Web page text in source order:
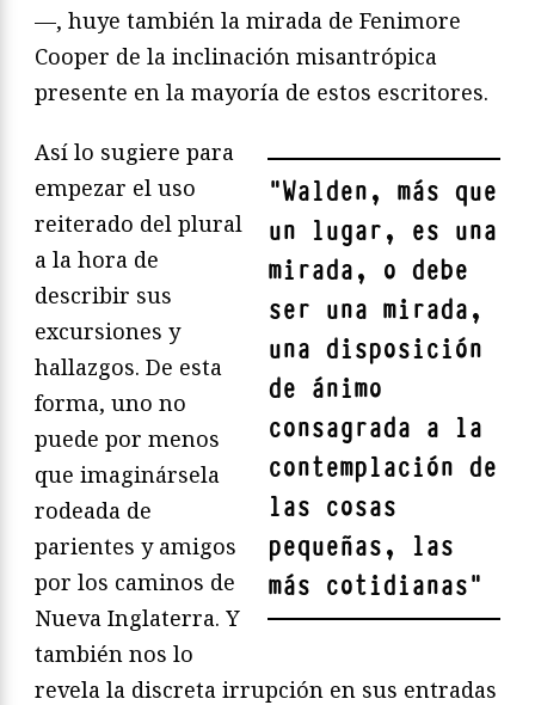
—, huye también la mirada de Fenimore
Cooper de la inclinación misantrópica
presente en la mayoría de estos escritores.
"Walden, más que
un lugar, es una
mirada, o debe
ser una mirada,
una disposición
de ánimo
consagrada a la
contemplación de
las cosas
pequeñas, las
más cotidianas"
Así lo sugiere para
empezar el uso
reiterado del plural
a la hora de
describir sus
excursiones y
hallazgos. De esta
forma, uno no
puede por menos
que imaginársela
rodeada de
parientes y amigos
por los caminos de
Nueva Inglaterra. Y
también nos lo
revela la discreta irrupción en sus entradas